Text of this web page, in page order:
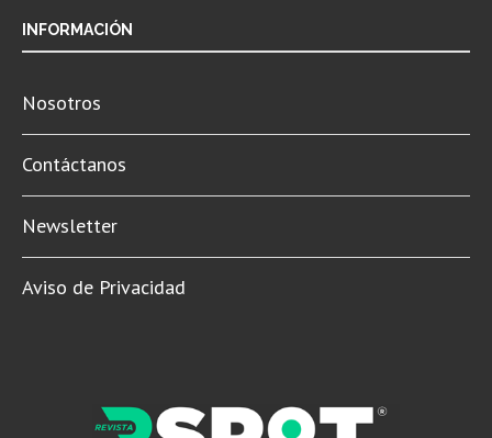
INFORMACIÓN
Nosotros
Contáctanos
Newsletter
Aviso de Privacidad